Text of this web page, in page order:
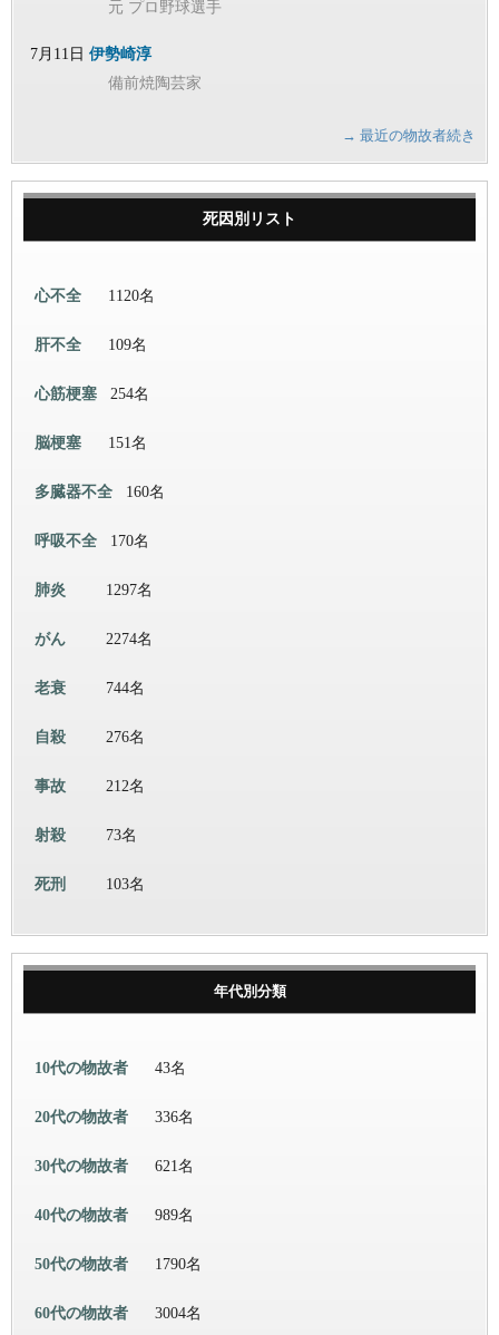
元 プロ野球選手
7月11日 伊勢崎淳
備前焼陶芸家
→ 最近の物故者続き
死因別リスト
心不全 1120名
肝不全 109名
心筋梗塞 254名
脳梗塞 151名
多臓器不全 160名
呼吸不全 170名
肺炎 1297名
がん 2274名
老衰 744名
自殺 276名
事故 212名
射殺 73名
死刑 103名
年代別分類
10代の物故者 43名
20代の物故者 336名
30代の物故者 621名
40代の物故者 989名
50代の物故者 1790名
60代の物故者 3004名